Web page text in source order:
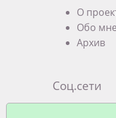
О
Обо мне
Архив
Соц.сети